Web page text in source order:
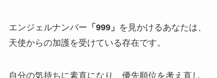
エンジェルナンバー 「999」 を見かけるあなたは、
天使からの加護を受けている存在です。
自分の気持ちに素直になり、優先順位を考え直し